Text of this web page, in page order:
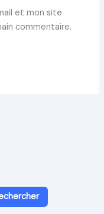
et mon site
commentaire.